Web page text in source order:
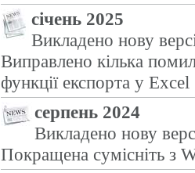
січень 2025
Викладено нову
Виправлено кілька
функції експорта у Excel
серпень 2024
Викладено нову
Покращена сумісніть з